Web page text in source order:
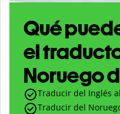
Qué
el
Noruego
Traducir del Inglés
Traducir del